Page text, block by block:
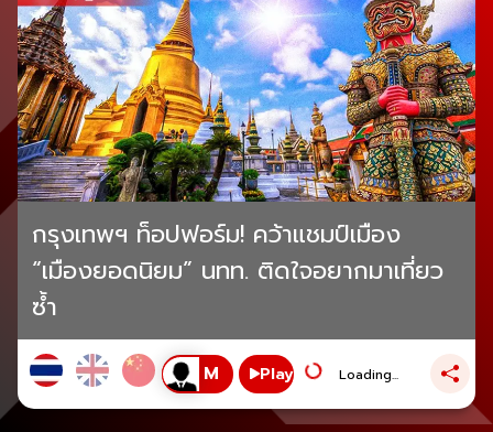
กรุงเทพฯ ท็อปฟอร์ม! คว้าแชมป์เมือง
“เมืองยอดนิยม” นทท. ติดใจอยากมาเที่ยว
ซ้ำ
Play Loading...